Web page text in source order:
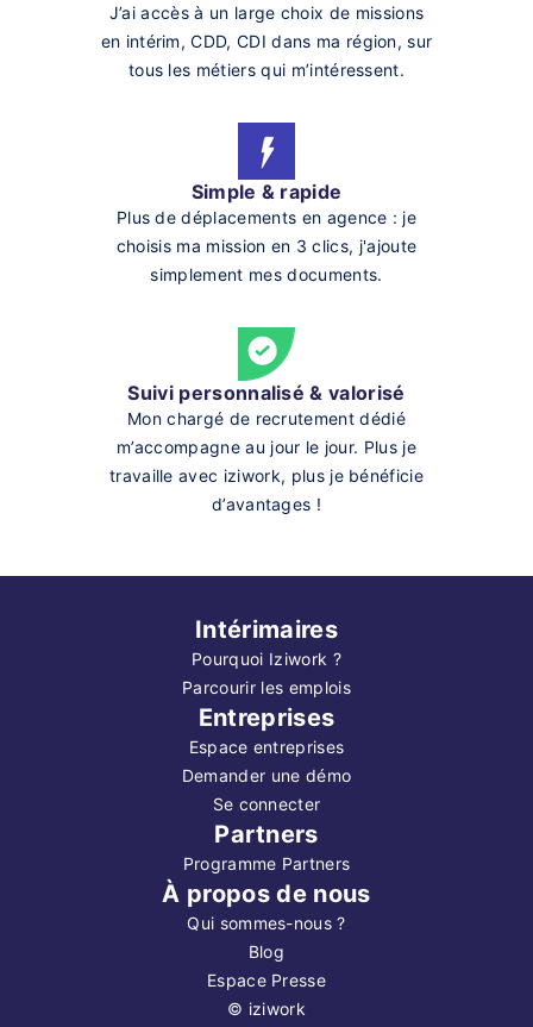
J’ai accès à un large choix de missions
en intérim, CDD, CDI dans ma région, sur
tous les métiers qui m’intéressent.
Simple & rapide
Plus de déplacements en agence : je
choisis ma mission en 3 clics, j'ajoute
simplement mes documents.
Suivi personnalisé & valorisé
Mon chargé de recrutement dédié
m’accompagne au jour le jour. Plus je
travaille avec iziwork, plus je bénéficie
d’avantages !
Intérimaires
Pourquoi Iziwork ?
Parcourir les emplois
Entreprises
Espace entreprises
Demander une démo
Se connecter
Partners
Programme Partners
À propos de nous
Qui sommes-nous ?
Blog
Espace Presse
© iziwork